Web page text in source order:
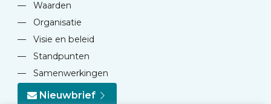
—
Waarden
—
Organisatie
—
Visie en beleid
—
Standpunten
—
Samenwerkingen
Nieuwbrief